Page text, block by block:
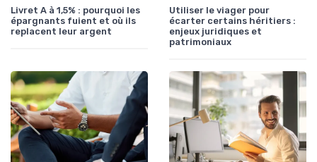
Livret A à 1,5% : pourquoi les
épargnants fuient et où ils
replacent leur argent
Utiliser le viager pour
écarter certains héritiers :
enjeux juridiques et
patrimoniaux